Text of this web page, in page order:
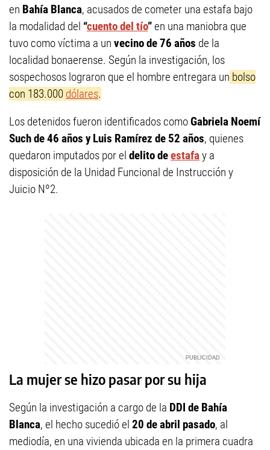
en Bahía Blanca, acusados de cometer una estafa bajo
la modalidad del “cuento del tío”en una maniobra que
tuvo como víctima a un vecino de 76 años de la
localidad bonaerense. Según la investigación, los
sospechosos lograron que el hombre entregara un bolso
con 183.000 dólares.
Los detenidos fueron identificados comoGabriela Noemí
Such de 46 años yLuis Ramírez de 52 años, quienes
quedaron imputados por el delito deestafay a
disposición de la Unidad Funcional de Instrucción y
Juicio Nº2.
La mujer se hizo pasar por su hija
Según la investigación a cargo de la DDI de Bahía
Blanca, el hecho sucedió el 20 de abril pasado, al
mediodía, en una vivienda ubicada en la primera cuadra